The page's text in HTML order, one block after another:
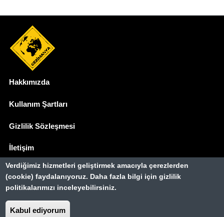
Hakkımızda
Kullanım Şartları
Gizlilik Sözleşmesi
İletişim
Basında Biz
Gezimanya Turizm, TÜRSAB'a kayıtlı bir
Verdiğimiz hizmetleri geliştirmek amacıyla çerezlerden
(cookie) faydalanıyoruz. Daha fazla bilgi için gizlilik
politikalarımızı inceleyebilirsiniz.
Kabul ediyorum